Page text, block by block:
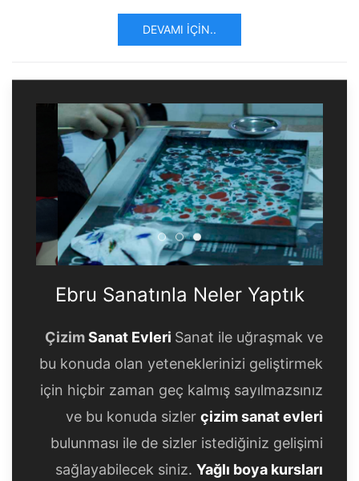
DEVAMI İÇIN..
Ebru Sanatınla Neler Yaptık
Ebru Sanatınla Neler
Ebru Sanatınla Neler
Ebru Sanatınla Neler Yaptık
ÇizimSanat Evleri Sanat ile uğraşmak ve
bu konuda olan yeteneklerinizi geliştirmek
için hiçbir zaman geç kalmış sayılmazsınız
ve bu konuda sizler çizim sanat evleri
bulunması ile de sizler istediğiniz gelişimi
sağlayabilecek siniz. Yağlı boya kursları